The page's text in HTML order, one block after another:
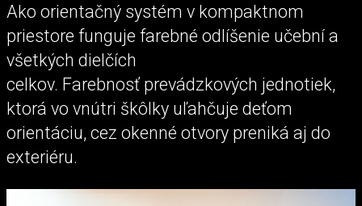
Ako orientačný systém v kompaktnom
priestore funguje farebné odlíšenie učební a
všetkých dielčích
celkov. Farebnosť prevádzkových jednotiek,
ktorá vo vnútri škôlky uľahčuje deťom
orientáciu, cez okenné otvory preniká aj do
exteriéru.